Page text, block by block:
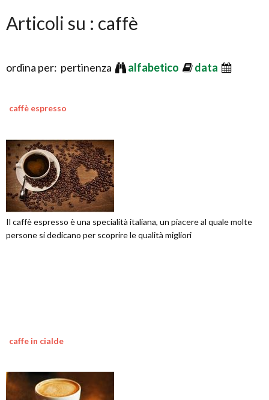
Articoli su : caffè
ordina per: pertinenza alfabetico data
caffè espresso
Il caffè espresso è una specialità italiana, un piacere al quale molte
persone si dedicano per scoprire le qualità migliori
caffe in cialde